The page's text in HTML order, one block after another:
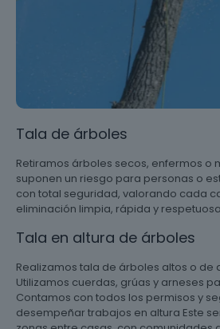
Tala de árboles
Retiramos árboles secos, enfermos o
suponen un riesgo para personas o
con total seguridad, valorando cada
eliminación limpia, rápida y
Tala en altura de árboles
Realizamos tala de árboles altos o de
Utilizamos cuerdas, grúas y arneses
Contamos con todos los permisos y
desempeñar trabajos en altura Este